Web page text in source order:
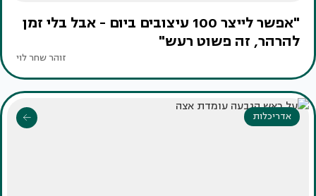
"אפשר לייצר 100 עיצובים ביום - אבל בלי זמן
להרהר, זה פשוט רעש"
זוהר שחר לוי
אדריכלות